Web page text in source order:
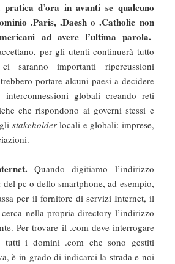
d’ora in avanti se qualcuno
.Paris, .Daesh o .Catholic non
ad avere l’ultima parola.
per gli utenti continuerà tutto
saranno importanti ripercussioni
portare alcuni paesi a decidere
globali creando reti
che rispondono ai governi stessi e
stakeholderlocali e globali: imprese,
Quando digitiamo l’indirizzo
pc o dello smartphone, ad esempio,
per il fornitore di servizi Internet, il
nella propria directory l’indirizzo
Per trovare il .com deve interrogare
i domini .com che sono gestiti
è in grado di indicarci la strada e noi